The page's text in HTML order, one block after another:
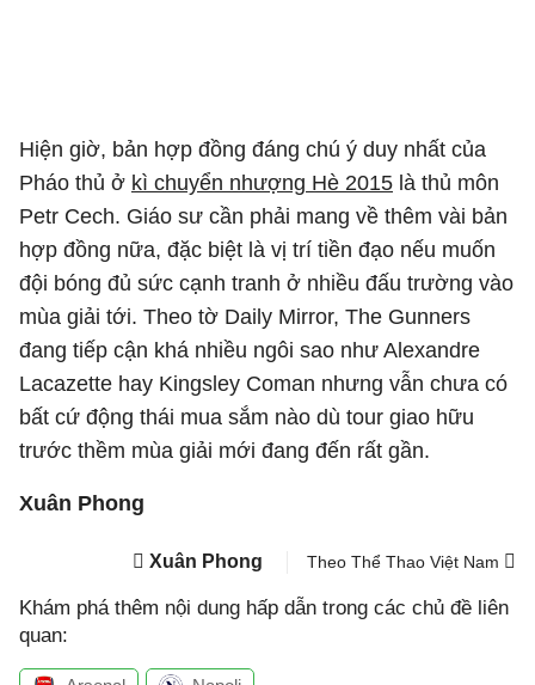
Hiện giờ, bản hợp đồng đáng chú ý duy nhất của
Pháo thủ ở kì chuyển nhượng Hè 2015 là thủ môn
Petr Cech. Giáo sư cần phải mang về thêm vài bản
hợp đồng nữa, đặc biệt là vị trí tiền đạo nếu muốn
đội bóng đủ sức cạnh tranh ở nhiều đấu trường vào
mùa giải tới. Theo tờ Daily Mirror, The Gunners
đang tiếp cận khá nhiều ngôi sao như Alexandre
Lacazette hay Kingsley Coman nhưng vẫn chưa có
bất cứ động thái mua sắm nào dù tour giao hữu
trước thềm mùa giải mới đang đến rất gần.
Xuân Phong
Xuân Phong Theo Thể Thao Việt Nam
Khám phá thêm nội dung hấp dẫn trong các chủ đề liên
quan: